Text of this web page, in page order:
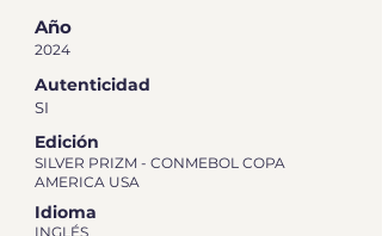
Año
2024
Autenticidad
SI
Edición
SILVER PRIZM - CONMEBOL COPA
AMERICA USA
Idioma
INGLÉS